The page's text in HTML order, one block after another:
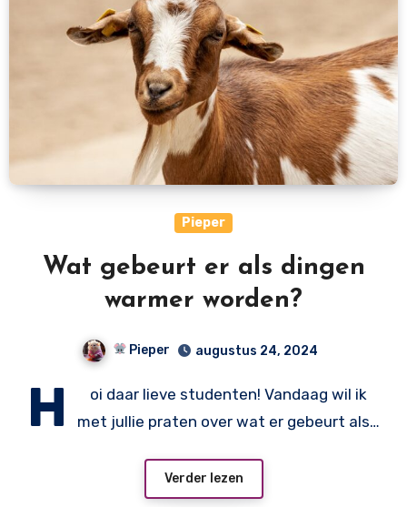
Pieper
Wat gebeurt er als dingen
warmer worden?
Pieper augustus 24, 2024
H
oi daar lieve studenten! Vandaag wil ik
met jullie praten over wat er gebeurt als…
Verder lezen